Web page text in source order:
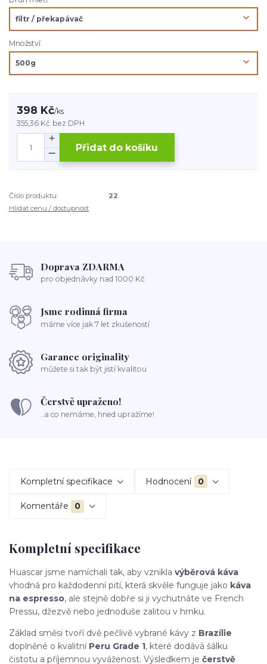
Množství
398 Kč/ks
355,36 Kč bez DPH
Přidat do košíku
Číslo produktu:
22
Hlídat cenu / dostupnost
Doprava ZDARMA
pro objednávky nad 1000 Kč
Jsme rodinná firma
máme více jak 7 let zkušeností
Garance originality
můžete si tak být jistí kvalitou
Čerstvě upraženo!
..a co nemáme, hned upražíme!
Kompletní specifikace Hodnocení 0
Komentáře 0
Kompletní specifikace
Huascar jsme namíchali tak, aby vznikla výběrová káva
vhodná pro každodenní pití, která skvěle funguje jako káva
na espresso, ale stejně dobře si ji vychutnáte ve French
Pressu, džezvě nebo jednoduše zalitou v hrnku.
Základ směsi tvoří dvě pečlivě vybrané kávy z Brazílie
doplněné o kvalitní Peru Grade 1, které dodává šálku
čistotu a příjemnou vyváženost. Výsledkem je čerstvě